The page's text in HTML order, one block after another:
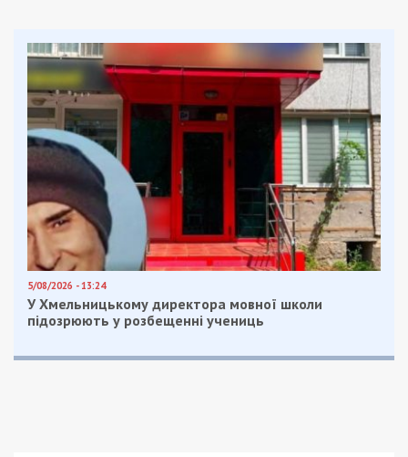
5/08/2026 - 13:24
У Хмельницькому директора мовної школи
підозрюють у розбещенні учениць